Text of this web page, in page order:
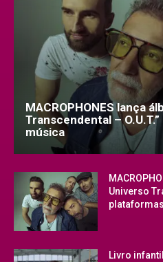
MACROPHONES lança
Transcendental –
música
Universo
Livro